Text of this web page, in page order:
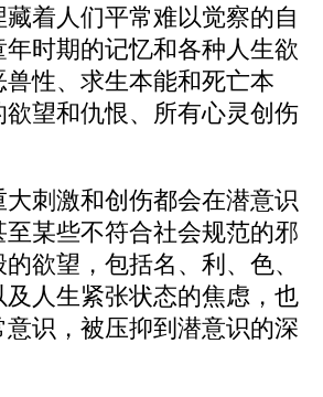
着人们平常难以觉察的自
年时期的记忆和各种人生欲
性、求生本能和死亡本
望和仇恨、所有心灵创伤
大刺激和创伤都会在潜意识
某些不符合社会规范的邪
欲望，包括名、利、色、
人生紧张状态的焦虑，也
识，被压抑到潜意识的深